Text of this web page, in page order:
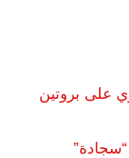
على بروتين